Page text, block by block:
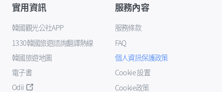
實用資訊
韓國觀光公社APP
1330韓國旅遊諮詢翻譯熱線
韓國旅遊地圖
電子書
Odii
服務內容
服務條款
FAQ
個人資訊保護政策
Cookie 設置
Cookie政策